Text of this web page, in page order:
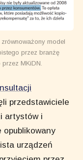
model
przez branżę
MKiDN.
przedstawiciele
artystów i
opublikowany
urządzeń